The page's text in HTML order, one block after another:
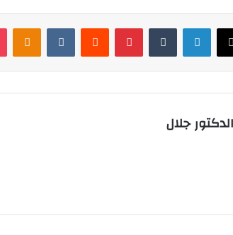
X لينكدإن بينتيريست
الدكتور جلال